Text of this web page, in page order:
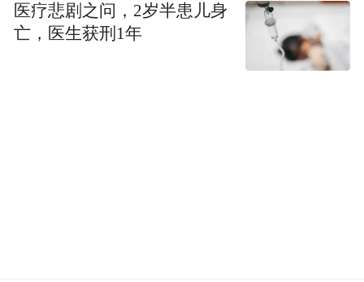
医疗悲剧之问，2岁半患儿身
亡，医生获刑1年